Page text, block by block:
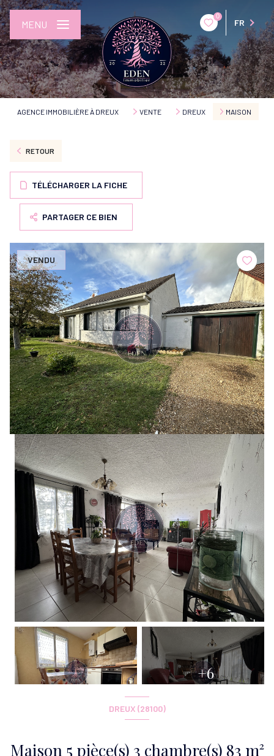
0
FR
MENU
AGENCE IMMOBILIÈRE À DREUX VENTE DREUX MAISON
RETOUR
TÉLÉCHARGER LA FICHE
PARTAGER CE BIEN
VENDU
+6
DREUX (28100)
Maison 5 pièce(s) 3 chambre(s) 83 m²